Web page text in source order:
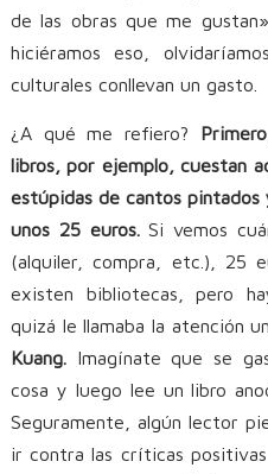
de las obras que me
hiciéramos eso,
culturales conllevan un gasto.
¿A qué me refiero?
libros, por ejemplo, cuestan
estúpidas de cantos
unos 25 euros.Si vemos
(alquiler, compra, etc.), 25
existen bibliotecas, pero
quizá le llamaba la atención
Kuang.Imagínate que se
cosa y luego lee un libro
Seguramente, algún lector
ir contra las críticas